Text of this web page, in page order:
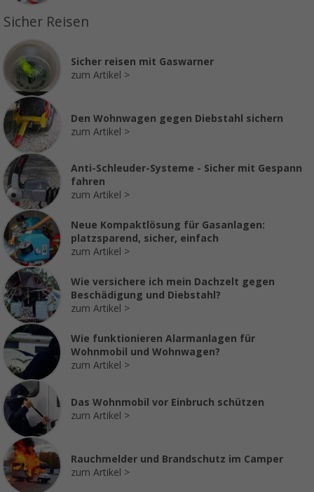
Sicher Reisen
Sicher reisen mit Gaswarner
zum Artikel
Den Wohnwagen gegen Diebstahl sichern
zum Artikel
Anti-Schleuder-Systeme - Sicher mit Gespann
fahren
zum Artikel
Neue Kompaktlösung für Gasanlagen:
platzsparend, sicher, einfach
zum Artikel
Wie versichere ich mein Dachzelt gegen
Beschädigung und Diebstahl?
zum Artikel
Wie funktionieren Alarmanlagen für
Wohnmobil und Wohnwagen?
zum Artikel
Das Wohnmobil vor Einbruch schützen
zum Artikel
Rauchmelder und Brandschutz im Camper
zum Artikel